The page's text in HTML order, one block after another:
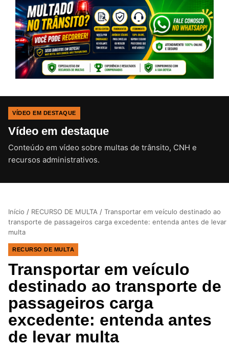
VÍDEO EM DESTAQUE
Vídeo em destaque
Conteúdo em vídeo sobre multas de trânsito, CNH e
recursos administrativos.CLIQUE PARA ATIVAR O SOM
Início / RECURSO DE MULTA / Transportar em veículo destinado ao
transporte de passageiros carga excedente: entenda antes de levar
multa
RECURSO DE MULTA
Transportar em veículo
destinado ao transporte de
passageiros carga
excedente: entenda antes
de levar multa